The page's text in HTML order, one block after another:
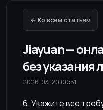
← Ко всем статьям
Jiayuan —
без
2026-03-20 00:51
6. Укажите все